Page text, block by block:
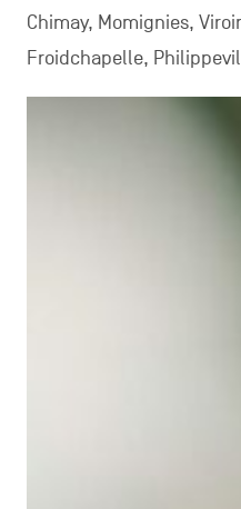
Chimay, Momignies,
Froidchapelle,